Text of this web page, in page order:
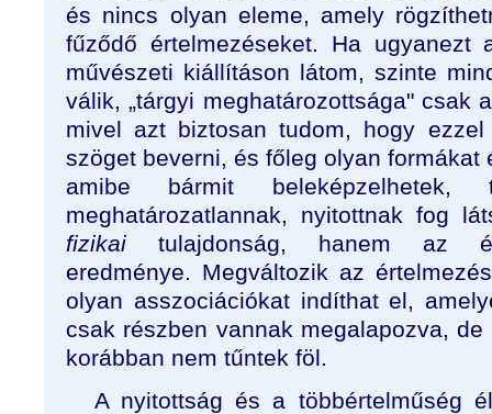
és nincs olyan eleme, amely
fűződő értelmezéseket. Ha ugyanezt
művészeti kiállításon látom, szinte
válik, „tárgyi meghatározottsága" csak
mivel azt biztosan tudom, hogy
szöget beverni, és főleg olyan
amibe bármit beleképzelhetek,
meghatározatlannak, nyitottnak fog
fizikai tulajdonság, hanem az
eredménye. Megváltozik az
olyan asszociációkat indíthat el,
csak részben vannak megalapozva,
korábban nem tűntek föl.
A nyitottság és a többértelműség